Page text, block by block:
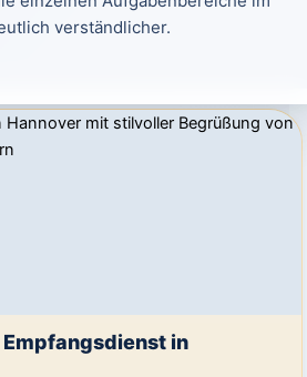
verständlicher.
in